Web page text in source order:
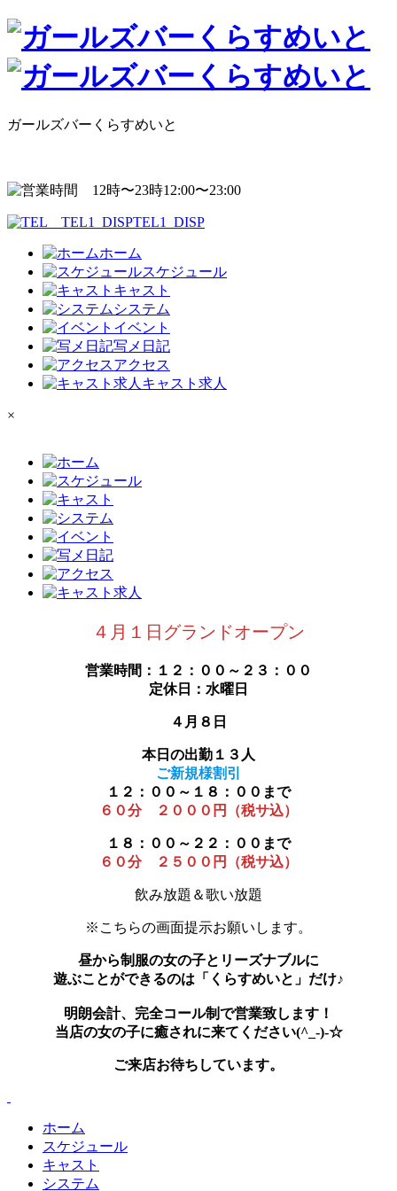
ガールズバーくらすめいと
12:00〜23:00
TEL1_DISP
ホーム
スケジュール
キャスト
システム
イベント
写メ日記
アクセス
キャスト求人
×
４月１日グランドオープン
営業時間：１２：００～２３：００
定休日：水曜日
４月８日
本日の出勤１３人
ご新規様割引
１２：００～１８：００まで
６０分 ２０００円（税サ込）
１８：００～２２：００まで
６０分 ２５００円（税サ込）
飲み放題＆歌い放題
※こちらの画面提示お願いします。
昼から制服の女の子とリーズナブルに
遊ぶことができるのは「くらすめいと」だけ♪
明朗会計、完全コール制で営業致します！
当店の女の子に癒されに来てください(^_-)-☆
ご来店お待ちしています。
ホーム
スケジュール
キャスト
システム